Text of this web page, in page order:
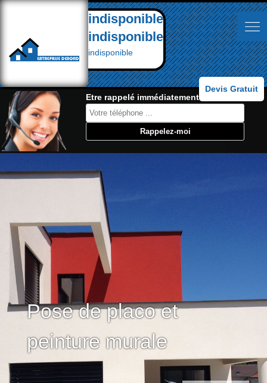
indisponible
indisponible
indisponible
Devis Gratuit
Etre rappelé immédiatement:
Pose de placo et
peinture murale